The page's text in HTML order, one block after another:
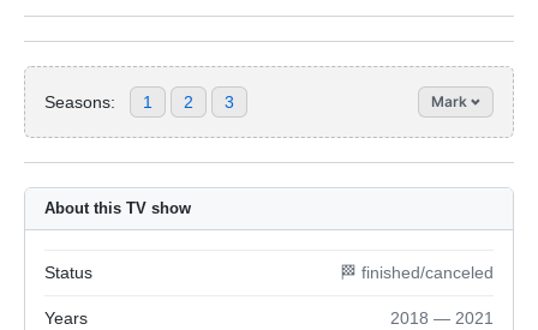
Seasons: 1 2 3 Mark
About this TV show
Status 🏁 finished/canceled
Years 2018 — 2021